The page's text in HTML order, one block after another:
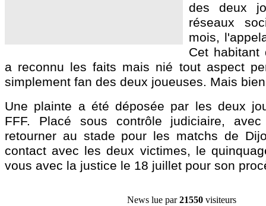
des deux
réseaux
mois,
Cet habitant
a reconnu les faits mais nié tout aspect
simplement fan des deux joueuses. Mais
Une plainte a été déposée par les deux
FFF. Placé sous contrôle judiciaire,
retourner au stade pour les matchs de
contact avec les deux victimes, le
vous avec la justice le 18 juillet pour son
News lue par21550 visiteurs